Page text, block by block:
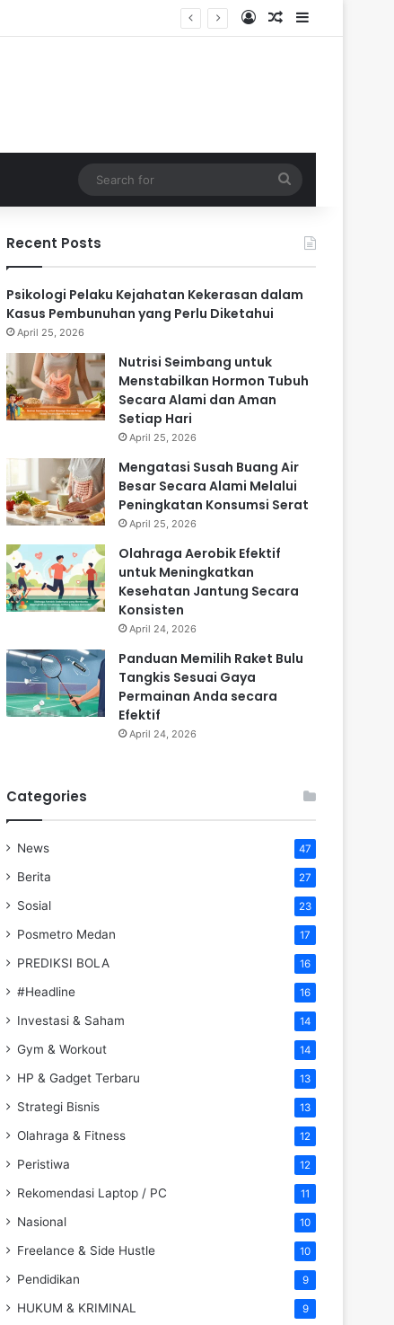
Log InRandom Article
Sidebar
for
Recent Posts
Psikologi Pelaku Kejahatan Kekerasan dalam
Kasus Pembunuhan yang Perlu Diketahui
April 25, 2026
Nutrisi Seimbang untuk
Menstabilkan Hormon Tubuh
Secara Alami dan Aman
Setiap Hari
April 25, 2026
Mengatasi Susah Buang Air
Besar Secara Alami Melalui
Peningkatan Konsumsi Serat
April 25, 2026
Olahraga Aerobik Efektif
untuk Meningkatkan
Kesehatan Jantung Secara
Konsisten
April 24, 2026
Panduan Memilih Raket Bulu
Tangkis Sesuai Gaya
Permainan Anda secara
Efektif
April 24, 2026
Categories
News 47
Berita 27
Sosial 23
Posmetro Medan 17
PREDIKSI BOLA 16
#Headline 16
Investasi & Saham 14
Gym & Workout 14
HP & Gadget Terbaru 13
Strategi Bisnis 13
Olahraga & Fitness 12
Peristiwa 12
Rekomendasi Laptop / PC 11
Nasional 10
Freelance & Side Hustle 10
Pendidikan 9
HUKUM & KRIMINAL 9